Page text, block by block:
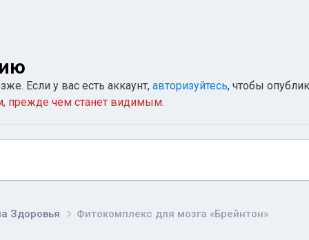
Если у вас есть аккаунт, авторизуйтесь, чтобы
прежде чем станет видимым.
Здоровья Фитокомплекс для мозга «Брейнтон»